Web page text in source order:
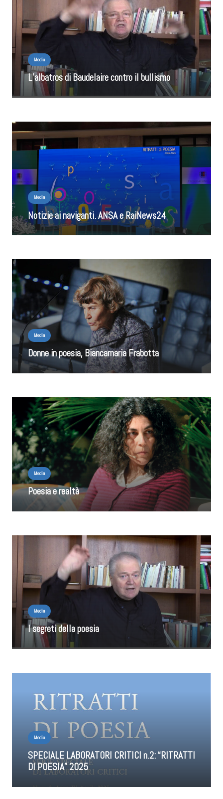
Media
L’albatros di Baudelaire contro il bullismo
Media
Notizie ai naviganti. ANSA e RaiNews24
Media
Donne in poesia, Biancamaria Frabotta
Media
Poesia e realtà
Media
I segreti della poesia
Media
SPECIALE LABORATORI CRITICI n.2: “RITRATTI
DI POESIA” 2025